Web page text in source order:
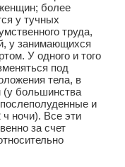
более
у тучных
труда,
у занимающихся
У одного и того
под
тела, в
(у большинства
и
ч ночи). Все эти
за счет